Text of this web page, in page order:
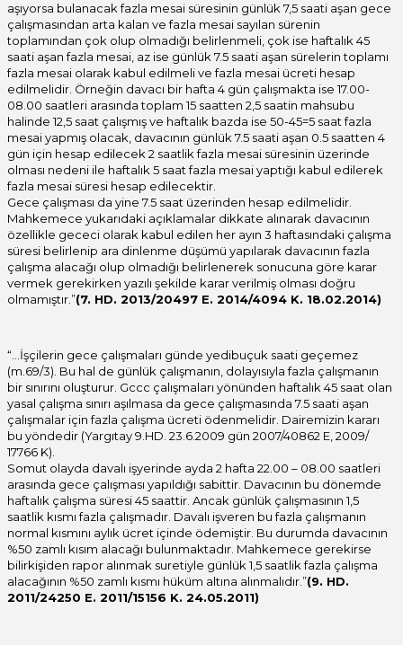
aşıyorsa bulanacak fazla mesai süresinin günlük 7,5 saati aşan gece
çalışmasından arta kalan ve fazla mesai sayılan sürenin
toplamından çok olup olmadığı belirlenmeli, çok ise haftalık 45
saati aşan fazla mesai, az ise günlük 7.5 saati aşan sürelerin toplamı
fazla mesai olarak kabul edilmeli ve fazla mesai ücreti hesap
edilmelidir. Örneğin davacı bir hafta 4 gün çalışmakta ise 17.00-
08.00 saatleri arasında toplam 15 saatten 2,5 saatin mahsubu
halinde 12,5 saat çalışmış ve haftalık bazda ise 50-45=5 saat fazla
mesai yapmış olacak, davacının günlük 7.5 saati aşan 0.5 saatten 4
gün için hesap edilecek 2 saatlik fazla mesai süresinin üzerinde
olması nedeni ile haftalık 5 saat fazla mesai yaptığı kabul edilerek
fazla mesai süresi hesap edilecektir.
Gece çalışması da yine 7.5 saat üzerinden hesap edilmelidir.
Mahkemece yukarıdaki açıklamalar dikkate alınarak davacının
özellikle gececi olarak kabul edilen her ayın 3 haftasındaki çalışma
süresi belirlenip ara dinlenme düşümü yapılarak davacının fazla
çalışma alacağı olup olmadığı belirlenerek sonucuna göre karar
vermek gerekirken yazılı şekilde karar verilmiş olması doğru
olmamıştır.”(7. HD. 2013/20497 E. 2014/4094 K. 18.02.2014)
“…İşçilerin gece çalışmaları günde yedibuçuk saati geçemez
(m.69/3). Bu hal de günlük çalışmanın, dolayısıyla fazla çalışmanın
bir sınırını oluşturur. Gccc çalışmaları yönünden haftalık 45 saat olan
yasal çalışma sınırı aşılmasa da gece çalışmasında 7.5 saati aşan
çalışmalar için fazla çalışma ücreti ödenmelidir. Dairemizin kararı
bu yöndedir (Yargıtay 9.HD. 23.6.2009 gün 2007/40862 E, 2009/
17766 K).
Somut olayda davalı işyerinde ayda 2 hafta 22.00 – 08.00 saatleri
arasında gece çalışması yapıldığı sabittir. Davacının bu dönemde
haftalık çalışma süresi 45 saattir. Ancak günlük çalışmasının 1,5
saatlik kısmı fazla çalışmadır. Davalı işveren bu fazla çalışmanın
normal kısmını aylık ücret içinde ödemiştir. Bu durumda davacının
%50 zamlı kısım alacağı bulunmaktadır. Mahkemece gerekirse
bilirkişiden rapor alınmak suretiyle günlük 1,5 saatlik fazla çalışma
alacağının %50 zamlı kısmı hüküm altına alınmalıdır.”(9. HD.
2011/24250 E. 2011/15156 K. 24.05.2011)